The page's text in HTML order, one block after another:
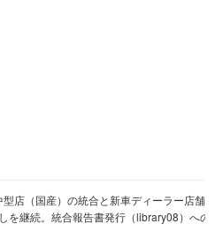
店（国産）の統合と新車ディーラー店舗
を継続。統合報告書発行（library08）への